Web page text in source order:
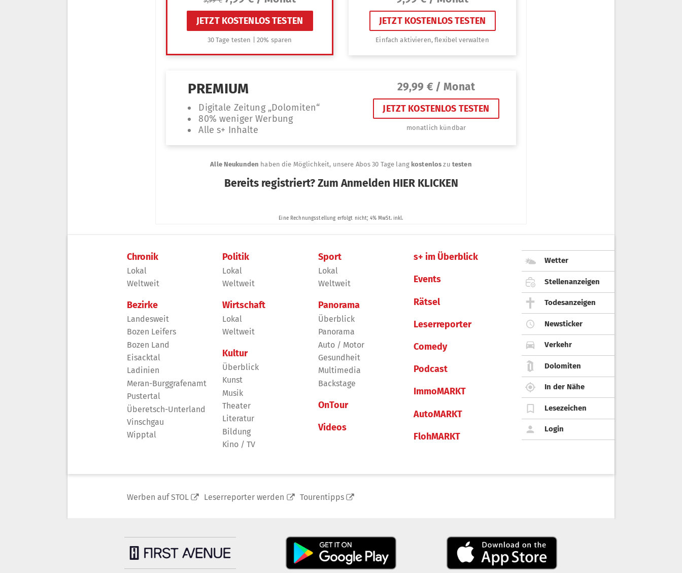
Chronik
Lokal
Weltweit
Bezirke
Landesweit
Bozen Leifers
Bozen Land
Eisacktal
Ladinien
Meran-Burggrafenamt
Pustertal
Überetsch-Unterland
Vinschgau
Wipptal
Politik
Lokal
Weltweit
Wirtschaft
Lokal
Weltweit
Kultur
Überblick
Kunst
Musik
Theater
Literatur
Bildung
Kino / TV
Sport
Lokal
Weltweit
Panorama
Überblick
Panorama
Auto / Motor
Gesundheit
Multimedia
Backstage
OnTour
Videos
s+ im Überblick
Events
Rätsel
Leserreporter
Comedy
Podcast
ImmoMARKT
AutoMARKT
FlohMARKT
Wetter
Stellenanzeigen
Todesanzeigen
Newsticker
Verkehr
Dolomiten
In der Nähe
Lesezeichen
Login
Werben auf STOL Leserreporter werden Tourentipps